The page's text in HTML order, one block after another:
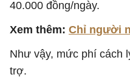
40.000 đồng/ngày.
Xem thêm: Chỉ người
Như vậy, mức phí cách
trợ.